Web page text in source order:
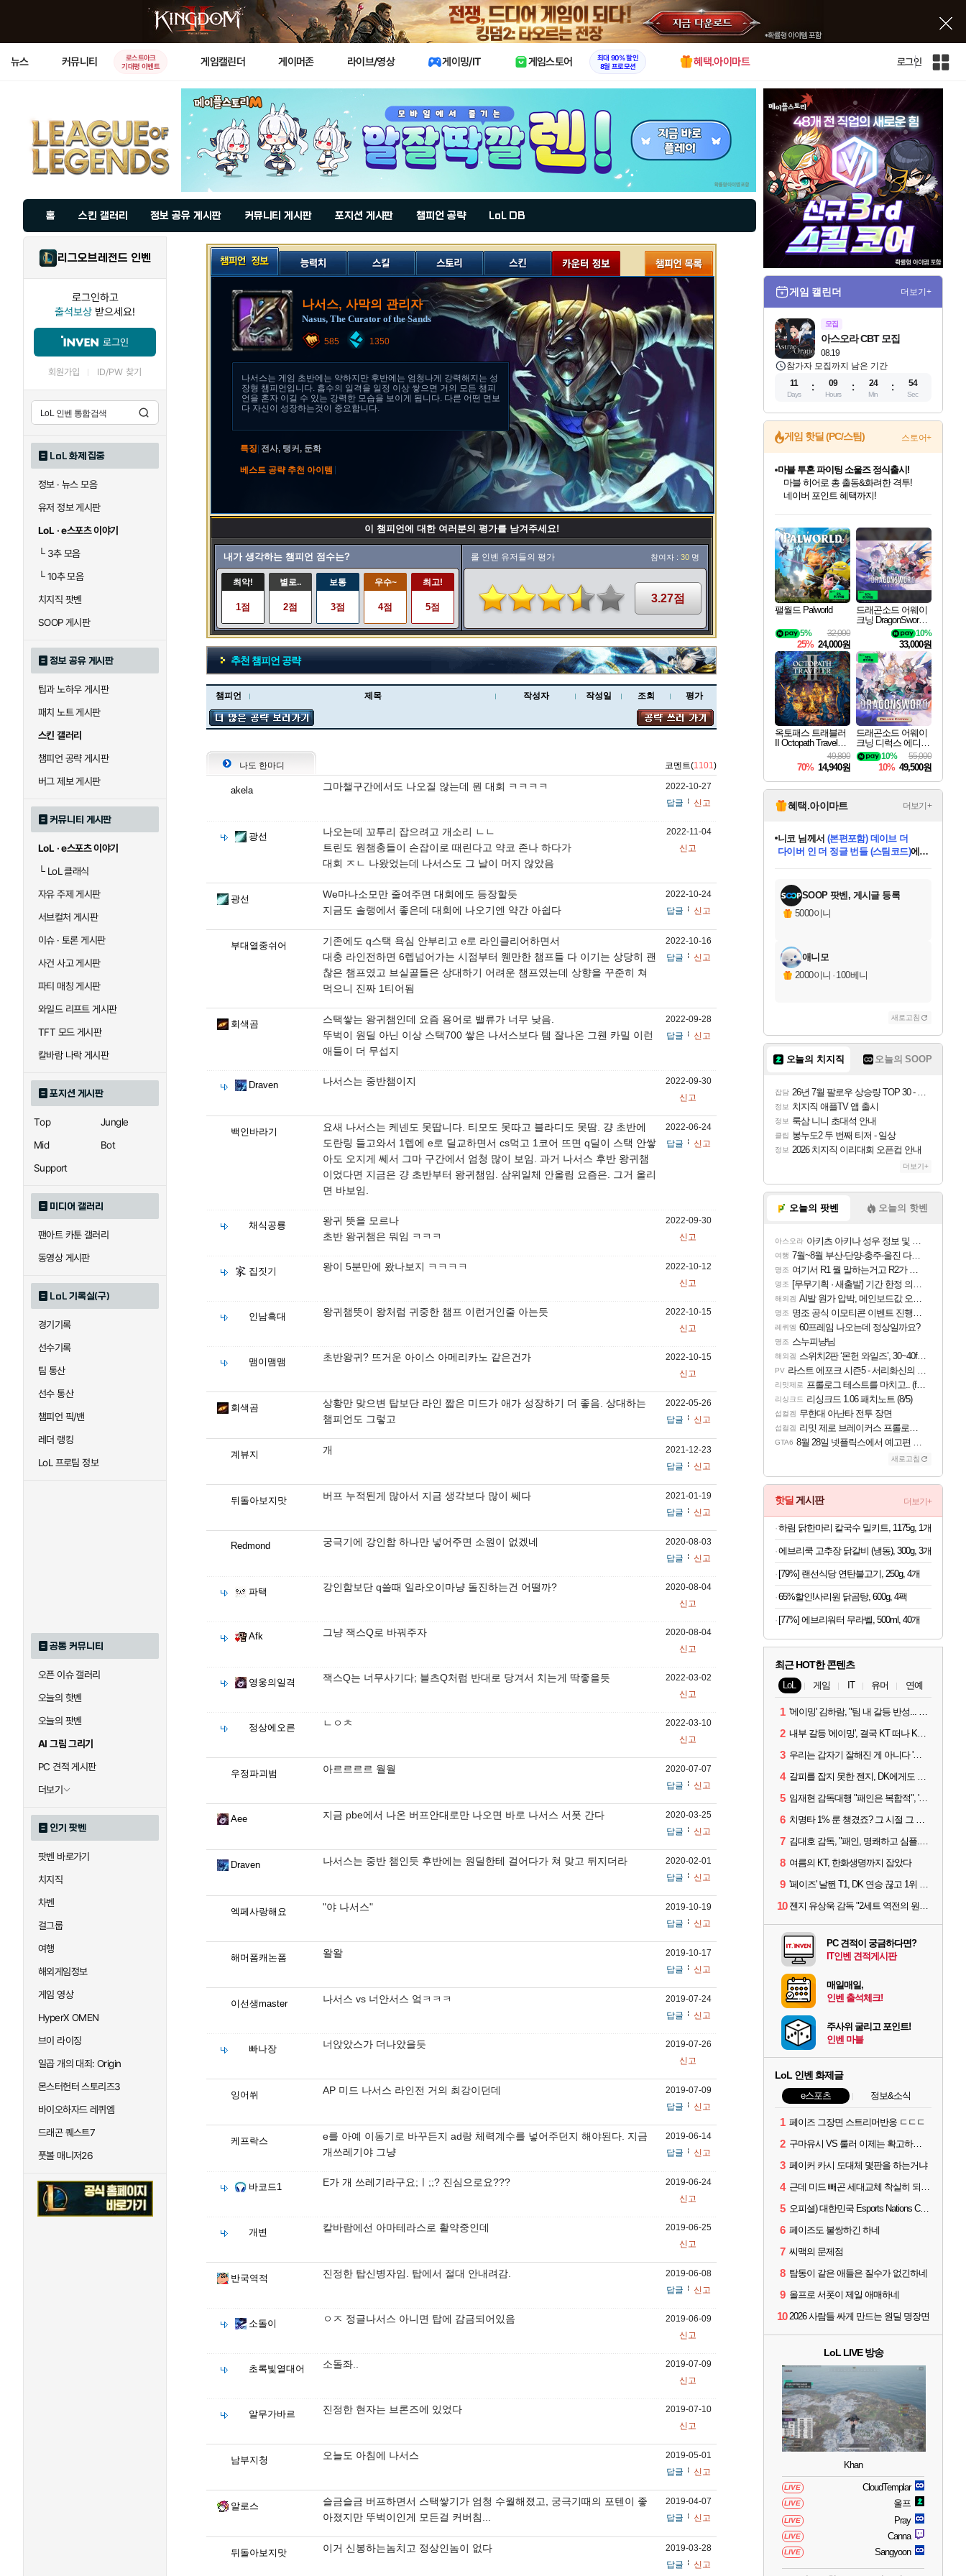
X
뉴스 커뮤니티
로스트아크
기대평 이벤트
게임캘린더 게이머존 라이브/영상 게이밍/IT 게임스토어
최대 90% 할인
8월 프로모션
혜택.아이마트 로그인
인
홈 스킨 갤러리 정보 공유 게시판 커뮤니티 게시판 포지션 게시판 챔피언 공략 LoL DB
리그오브레전드 인벤
로그인하고
출석보상 받으세요!
로그인
회원가입 ID/PW 찾기
LoL 화제 집중
정보 · 뉴스 모음
유저 정보 게시판
LoL · e스포츠 이야기
└3추 모음
└10추 모음
치지직 팟벤
SOOP 게시판
정보 공유 게시판
팁과 노하우 게시판
패치 노트 게시판
스킨 갤러리
챔피언 공략 게시판
버그 제보 게시판
커뮤니티 게시판
LoL · e스포츠 이야기
└LoL 클래식
자유 주제 게시판
서브컬처 게시판
이슈 · 토론 게시판
사건 사고 게시판
파티 매칭 게시판
와일드 리프트 게시판
TFT 모드 게시판
칼바람 나락 게시판
포지션 게시판
Top
Jungle
Mid
Bot
Support
미디어 갤러리
팬아트 카툰 갤러리
동영상 게시판
LoL 기록실(구)
경기기록
선수기록
팀 통산
선수 통산
챔피언 픽/밴
레더 랭킹
LoL 프로팀 정보
공통 커뮤니티
오픈 이슈 갤러리
오늘의 핫벤
오늘의 팟벤
AI 그림 그리기
PC 견적 게시판
더보기
인기 팟벤
팟벤 바로가기
치지직
차벤
걸그룹
여행
해외게임정보
게임 영상
HyperX OMEN
브이 라이징
일곱 개의 대죄: Origin
몬스터헌터 스토리즈3
바이오하자드 레퀴엠
드래곤 퀘스트7
풋볼 매니저26
나서스, 사막의 관리자
Nasus, The Curator of the Sands
585 1350
나서스는 게임 초반에는 약하지만 후반에는 엄청나게 강력해지는 성
장형 챔피언입니다. 흡수의 일격을 일정 이상 쌓으면 거의 모든 챔피
언을 혼자 이길 수 있는 강력한 모습을 보이게 됩니다. 다른 어떤 면보
다 자신이 성장하는것이 중요합니다.
특징 전사, 탱커, 둔화
베스트 공략 추천 아이템
이 챔피언에 대한 여러분의 평가를 남겨주세요!
내가 생각하는 챔피언 점수는?
최악!
1점
별로..
2점
보통
3점
우수~
4점
최고!
5점
롤 인벤 유저들의 평가 참여자 : 30 명
3.27점
추천 챔피언 공략
챔피언 제목 작성자 작성일 조회 평가
나도 한마디 코멘트(1101)
akela 그마챌구간에서도 나오질 않는데 뭔 대회 ㅋㅋㅋㅋ
2022-10-27
답글
신고
광선
나오는데 꼬투리 잡으려고 개소리 ㄴㄴ
트린도 원챔충들이 손잡이로 때린다고 약코 존나 하다가
대회 ㅈㄴ 나왔었는데 나서스도 그 날이 머지 않았음
2022-11-04
신고
광선
We마나소모만 줄여주면 대회에도 등장할듯
지금도 솔랭에서 좋은데 대회에 나오기엔 약간 아쉽다
2022-10-24
답글
신고
부대열중쉬어
기존에도 q스택 욕심 안부리고 e로 라인클리어하면서
대충 라인전하면 6렙넘어가는 시점부터 웬만한 챔프들 다 이기는 상당히 괜
찮은 챔프였고 브실골들은 상대하기 어려운 챔프였는데 상향을 꾸준히 쳐
먹으니 진짜 1티어됨
2022-10-16
답글
신고
회색곰
스택쌓는 왕귀챔인데 요즘 용어로 밸류가 너무 낮음.
뚜벅이 원딜 아닌 이상 스택700 쌓은 나서스보다 템 잘나온 그웬 카밀 이런
애들이 더 무섭지
2022-09-28
답글
신고
Draven 나서스는 중반챔이지
2022-09-30
신고
백인바라기
요새 나서스는 케넨도 못땁니다. 티모도 못따고 블라디도 못땀. 걍 초반에
도란링 들고와서 1렙에 e로 딜교하면서 cs먹고 1코어 뜨면 q딜이 스택 안쌓
아도 오지게 쎄서 그마 구간에서 엄청 많이 보임. 과거 나서스 후반 왕귀챔
이었다면 지금은 걍 초반부터 왕귀챔임. 삼위일체 안올림 요즘은. 그거 올리
면 바보임.
2022-06-24
답글
신고
채식공룡
왕귀 뜻을 모르나
초반 왕귀챔은 뭐임 ㅋㅋㅋ
2022-09-30
신고
집짓기 왕이 5분만에 왔나보지 ㅋㅋㅋㅋ
2022-10-12
신고
인남흑대 왕귀챔뜻이 왕처럼 귀중한 챔프 이런거인줄 아는듯
2022-10-15
신고
맴이맴맴 초반왕귀? 뜨거운 아이스 아메리카노 같은건가
2022-10-15
신고
회색곰
상황만 맞으변 탑보단 라인 짧은 미드가 애가 성장하기 더 좋음. 상대하는
챔피언도 그렇고
2022-05-26
답글
신고
계뷰지 개
2021-12-23
답글
신고
뒤돌아보지맛 버프 누적된게 많아서 지금 생각보다 많이 쎄다
2021-01-19
답글
신고
Redmond 궁극기에 강인함 하나만 넣어주면 소원이 없겠네
2020-08-03
답글
신고
파택 강인함보단 q쓸때 일라오이마냥 돌진하는건 어떨까?
2020-08-04
신고
Afk 그냥 잭스Q로 바꿔주자
2020-08-04
신고
영웅의일격 잭스Q는 너무사기다; 블츠Q처럼 반대로 당겨서 치는게 딱좋을듯
2022-03-02
신고
정상에오른 ㄴㅇㅊ
2022-03-10
신고
우정파괴범 아르르르르 월월
2020-07-07
답글
신고
Aee 지금 pbe에서 나온 버프안대로만 나오면 바로 나서스 서폿 간다
2020-03-25
답글
신고
Draven 나서스는 중반 챔인듯 후반에는 원딜한테 걸어다가 쳐 맞고 뒤지더라
2020-02-01
답글
신고
엑페사랑해요 "야 나서스"
2019-10-19
답글
신고
해머폼캐논폼 왈왈
2019-10-17
답글
신고
이선생master 나서스 vs 너안서스 엌ㅋㅋㅋ
2019-07-24
답글
신고
빠나장 너앉았스가 더나았을듯
2019-07-26
신고
잉어쒸 AP 미드 나서스 라인전 거의 최강이던데
2019-07-09
답글
신고
케프락스
e를 아예 이동기로 바꾸든지 ad랑 체력계수를 넣어주던지 해야된다. 지금
개쓰레기야 그냥
2019-06-14
답글
신고
바코드1 E가 개 쓰레기라구요;ㅣ;;? 진심으로요???
2019-06-24
신고
개변 칼바람에선 아마테라스로 활약중인데
2019-06-25
신고
반국역적 진정한 탑신병자임. 탑에서 절대 안내려감.
2019-06-08
답글
신고
소돌이 ㅇㅈ 정글나서스 아니면 탑에 감금되어있음
2019-06-09
신고
초록빛열대어 소돌좌..
2019-07-09
신고
알무가바르 진정한 현자는 브론즈에 있었다
2019-07-10
신고
남부지청 오늘도 아침에 나서스
2019-05-01
답글
신고
알로스
슬금슬금 버프하면서 스택쌓기가 엄청 수월해졌고, 궁극기때의 포텐이 좋
아졌지만 뚜벅이인게 모든걸 커버침...
2019-04-07
답글
신고
뒤돌아보지맛 이거 신봉하는놈치고 정상인놈이 없다
2019-03-28
답글
신고
게임 캘린더 더보기+
모집
08.19
아스오라 CBT 모집
참가자 모집까지 남은 기간
11
Days
09
Hours
24
Min
53
Sec
게임 핫딜 (PC/스팀) 스토어+
최대 90% 할인가를 만나보세요!
네이버혜택과 함께 만나보세요!
50%할인&추가 적립까지!
마블 투혼 파이팅 소울즈 정식출시!
마블 히어로 총 출동&화려한 격투!
네이버 포인트 혜택까지!
이니&베니 혜택까지!
네이버 혜택가와 함께 예약하세요!
할인&네이버혜택으로 만나보세요!
네이버페이 혜택과 만나보세요!
40주년 프로모션으로 만나보세요!
할인가에 만나보세요!
일부 에디션 상시 할인!
혜택으로 예약 판매 중
편안하게 충전하세요
팰월드 Palworld
32,000
5%
25% 24,000원
드래곤소드 어웨이
크닝 DragonSword A
10%
33,000원
옥토패스 트래블러
II Octopath Traveler I
49,800
70% 14,940원
드래곤소드 어웨이
크닝 디럭스 에디션
DragonSword Awake
ning Deluxe Edition
55,000
10%
10% 49,500원
혜택.아이마트 더보기+
교환.
당첨되셨습니다.
니코님께서 (본편포함) 데이브 더
다이버 인 더 정글 번들 (스팀코드)에
당첨되셨습니다.
당첨되셨습니다.
당첨되셨습니다.
당첨되셨습니다.
당첨되셨습니다.
에디션 (스팀코드) 를 교환.
당첨되셨습니다.
SOOP 팟벤, 게시글 등록
5000이니
애니모
2000이니 · 100베니
새로고침
오늘의 치지직 오늘의 SOOP
잡담 26년 7월 팔로우 상승량 TOP 30 - 월간 치지직
정보 치지직 애플TV 앱 출시
정보 룩삼 니니 초대석 안내
클립 봉누도2 두 번째 티저 - 일상
정보 2026 치지직 이리대회 오픈컵 안내
더보기+
오늘의 팟벤 오늘의 핫벤
아스오라 아키츠 아키나 성우 정보 및 주요 필모
여행 7월~8월 부산-단양-충주-울진 다녀왔어요~
명조 여기서 R1 뭘 말하는거고 R2가 뭘말하는걸까요?
명조 [무무기획 · 새출발] 기간 한정 의뢰 이벤트
해외겜 AI발 원가 압박, 메인보드값 오르나
명조 명조 공식 이모티콘 이벤트 진행해봤습니다! 참여부터 추첨까지????
레퀴엠 60프레임 나오는데 정상일까요?
명조 스누피냥님
해외겜 스위치2판 ‘몬헌 와일즈’, 30~40fps 목표 추정
PV 라스트 에포크 시즌5 - 서리화신의 분노 티저
리밋제로 프롤로그 테스트를 마치고.. (feat. 리아)
리싱크드 리싱크드 1.06 패치노트 (8/5)
섭컬겜 무한대 아난타 전투 장면
섭컬겜 리밋 제로 브레이커스 프롤로그 테스트 후기 영상 업로드
GTA6 8월 28일 넷플릭스에서 예고편 공개 예정
새로고침
핫딜 게시판 더보기+
하림 닭한마리 칼국수 밀키트, 1175g, 1개
에브리쿡 고추장 닭갈비 (냉동), 300g, 3개
[79%] 랜선식당 연탄불고기, 250g, 4개
65%할인!사리원 닭곰탕, 600g, 4팩
[77%] 에브리워터 무라벨, 500ml, 40개
최근 HOT한 콘텐츠
LoL 게임 IT 유머 연예
1 '에이밍' 김하람, "팀 내 갈등 반성... 끝까지 뛰고 싶었다"
2 내부 갈등 '에이밍', 결국 KT 떠나 KRX로...'지우'와 트레이드
3 우리는 갑자기 잘해진 게 아니다 '씨맥' 김대호 감독의 자신감
4 갈피를 잡지 못한 젠지, DK에게도 0:2 패배
5 임재현 감독대행 "패인은 복합적", '도란' "팀에 과부하 왔다"
6 치명타 1% 룬 챙겼죠? 그 시절 그 감성 '롤 클래식' 30일 출시
7 김대호 감독, "패인, 명쾌하고 심플...다시 힘낼 수 있어"
8 여름의 KT, 한화생명까지 잡았다
9 '페이즈' 날뛴 T1, DK 연승 끊고 1위 지켜
10 젠지 유상욱 감독 "2세트 역전의 원인...너무 급했다"
PC 견적이 궁금하다면?
IT인벤 견적게시판
매일매일,
인벤 출석체크!
주사위 굴리고 포인트!
인벤 마블
LoL 인벤 화제글
e스포츠 정보&소식
1 페이즈 그장면 스트리머반응 ㄷㄷㄷ
2 구마유시 VS 룰러 이제는 확고하지 않음?
3 페이커 카시 도대체 몇판을 하는거냐
4 근데 미드 빼곤 세대교체 착실히 되고 있네
5 오피셜) 대한민국 Esports Nations Cup 2026 국가대표 명단 모두 확정
6 페이즈도 불쌍하긴 하네
7 씨맥의 문제점
8 탐동이 같은 애들은 질수가 없긴하네
9 올프로 서폿이 제일 애매하네
10 2026 사람들 싸게 만드는 원딜 명장면
LoL LIVE 방송
Khan
LIVE CloudTemplar
LIVE 울프
LIVE Pray
LIVE Canna
LIVE Sangyoon